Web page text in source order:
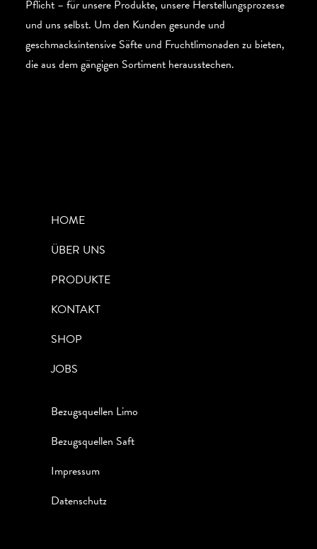
Pflicht – für unsere Produkte, unsere Herstellungsprozesse
und uns selbst. Um den Kunden gesunde und
geschmacksintensive Säfte und Fruchtlimonaden zu bieten,
die aus dem gängigen Sortiment herausstechen.
HOME
ÜBER UNS
PRODUKTE
KONTAKT
SHOP
JOBS
Bezugsquellen Limo
Bezugsquellen Saft
Impressum
Datenschutz